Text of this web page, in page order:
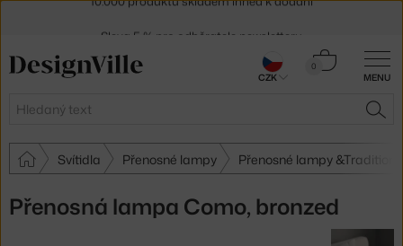
MENU
Hledat
0
Košík
Svítidla Přenosné lampy Přenosné lampy &Tradition
Přenosná lampa Como, bronzed
30 dní na vrácení zboží
CZK